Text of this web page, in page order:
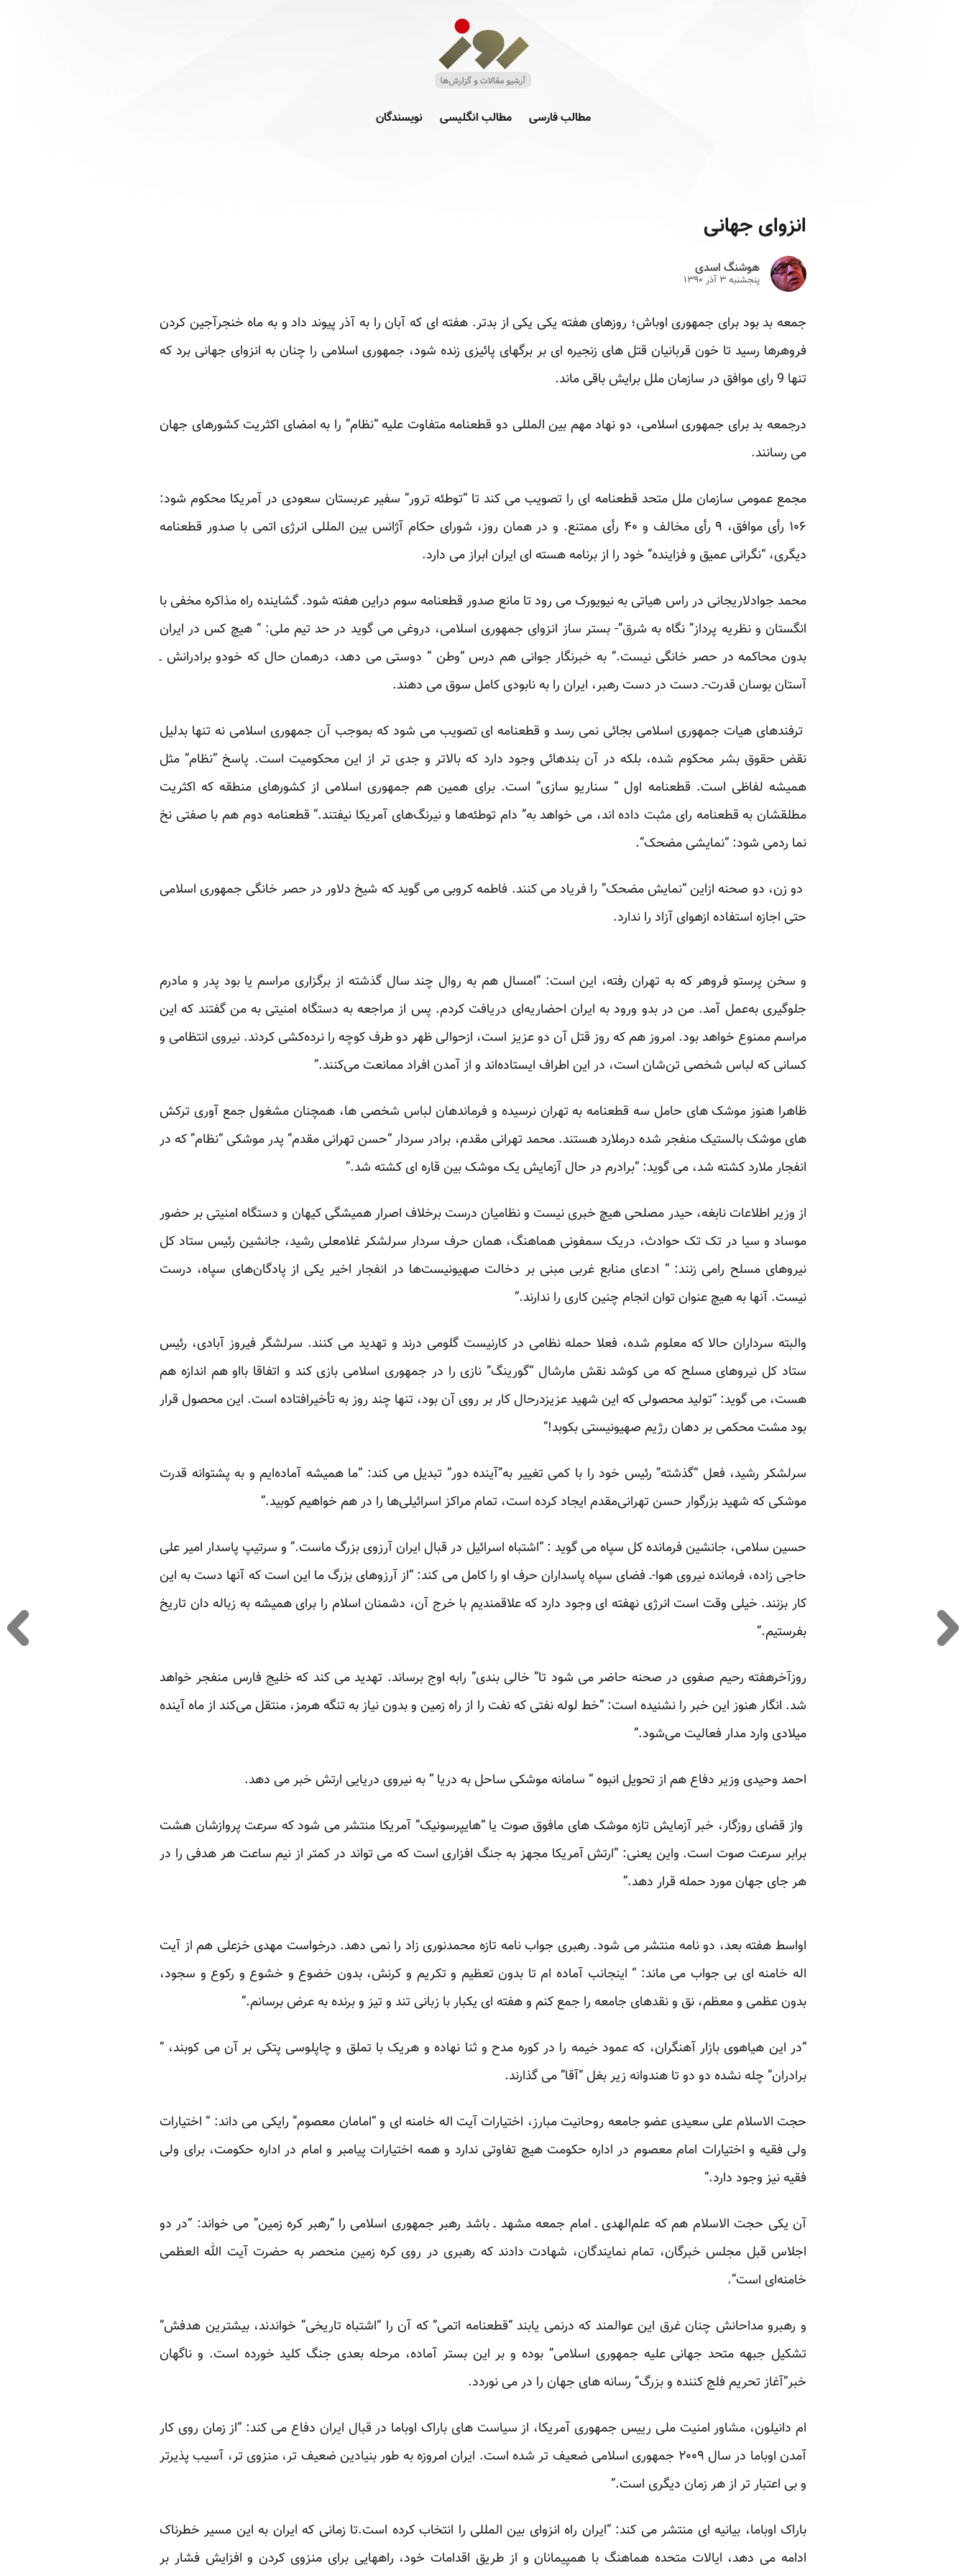
مطالب فارسی مطالب انگلیسی نویسندگان
انزوای جهانی
هوشنگ اسدی
پنجشنبه ۳ آذر ۱۳۹۰
جمعه بد بود برای جمهوری اوباش؛ روزهای هفته یکی یکی از بدتر. هفته ای که آبان را به آذر پیوند داد و به ماه خنجرآجین کردن
فروهرها رسید تا خون قربانیان قتل های زنجیره ای بر برگهای پائیزی زنده شود، جمهوری اسلامی را چنان به انزوای جهانی برد که
تنها 9 رای موافق در سازمان ملل برایش باقی ماند.
درجمعه بد برای جمهوری اسلامی، دو نهاد مهم بین المللی دو قطعنامه متفاوت علیه “نظام” را به امضای اکثریت کشورهای جهان
می رسانند.
مجمع عمومی سازمان ملل متحد قطعنامه ای را تصویب می کند تا “توطئه ترور” سفیر عربستان سعودی در آمریکا محکوم شود:
۱۰۶ رأی موافق، ۹ رأی مخالف و ۴۰ رأی ممتنع. و در همان روز، شورای حکام آژانس بین المللی انرژی اتمی با صدور قطعنامه
دیگری، “نگرانی عمیق و فزاینده” خود را از برنامه هسته ای ایران ابراز می دارد.
محمد جوادلاریجانی در راس هیاتی به نیویورک می رود تا مانع صدور قطعنامه سوم دراین هفته شود. گشاینده راه مذاکره مخفی با
انگستان و نظریه پرداز” نگاه به شرق”- بستر ساز انزوای جمهوری اسلامی، دروغی می گوید در حد تیم ملی: “ هیچ کس در ایران
بدون محاکمه در حصر خانگی نیست.” به خبرنگار جوانی هم درس “وطن ” دوستی می دهد، درهمان حال که خودو برادرانش ـ
آستان بوسان قدرت-ـ دست در دست رهبر، ایران را به نابودی کامل سوق می دهند.
ترفندهای هیات جمهوری اسلامی بجائی نمی رسد و قطعنامه ای تصویب می شود که بموجب آن جمهوری اسلامی نه تنها بدلیل
نقض حقوق بشر محکوم شده، بلکه در آن بندهائی وجود دارد که بالاتر و جدی تر از این محکومیت است. پاسخ “نظام” مثل
همیشه لفاظی است. قطعنامه اول “ سناریو سازی” است. برای همین هم جمهوری اسلامی از کشورهای منطقه که اکثریت
مطلقشان به قطعنامه رای مثبت داده اند، می خواهد به” دام توطئه‌ها و نیرنگ‌های آمریکا نیفتند.” قطعنامه دوم هم با صفتی نخ
نما ردمی شود: “نمایشی مضحک”.
دو زن، دو صحنه ازاین “نمایش مضحک” را فریاد می کنند. فاطمه کروبی می گوید که شیخ دلاور در حصر خانگی جمهوری اسلامی
حتی اجازه استفاده ازهوای آزاد را ندارد.
و سخن پرستو فروهر که به تهران رفته، این است: “امسال هم به روال چند سال گذشته از برگزاری مراسم یا بود پدر و مادرم
جلوگیری به‌عمل آمد. من در بدو ورود به ایران احضاریه‌ای دریافت کردم. پس از مراجعه به دستگاه امنیتی به من گفتند که این
مراسم ممنوع خواهد بود. امروز هم که روز قتل آن دو عزیز است، ازحوالی ظهر دو طرف کوچه را نرده‌کشی کردند. نیروی انتظامی و
کسانی که لباس شخصی تن‌شان است، در این اطراف ایستاده‌اند و از آمدن افراد ممانعت می‌کنند.”
ظاهرا هنوز موشک های حامل سه قطعنامه به تهران نرسیده و فرماندهان لباس شخصی ها، همچنان مشغول جمع آوری ترکش
های موشک بالستیک منفجر شده درملارد هستند. محمد تهرانی مقدم، برادر سردار “حسن تهرانی مقدم” پدر موشکی “نظام” که در
انفجار ملارد کشته شد، می گوید: “برادرم در حال آزمایش یک موشک بین قاره ای کشته شد.”
از وزیر اطلاعات نابغه، حیدر مصلحی هیچ خبری نیست و نظامیان درست برخلاف اصرار همیشگی کیهان و دستگاه امنیتی بر حضور
موساد و سیا در تک تک حوادث، دریک سمفونی هماهنگ، همان حرف سردار سرلشکر غلامعلی رشید، جانشین رئیس ستاد کل
نیروهای مسلح رامی زنند: “ ادعای منابع غربی مبنی بر دخالت صهیونیست‌ها در انفجار اخیر یکی از پادگان‌های سپاه، درست
نیست. آنها به هیچ عنوان توان انجام چنین کاری را ندارند.”
والبته سرداران حالا که معلوم شده، فعلا حمله نظامی در کارنیست گلومی درند و تهدید می کنند. سرلشگر فیروز آبادی، رئیس
ستاد کل نیروهای مسلح که می کوشد نقش مارشال “گورینگ” نازی را در جمهوری اسلامی بازی کند و اتفاقا بااو هم اندازه هم
هست، می گوید: “تولید محصولی که این شهید عزیزدرحال کار بر روی آن بود، تنها چند روز به تأخیرافتاده است. این محصول قرار
بود مشت محکمی بر دهان رژیم صهیونیستی بکوبد!”
سرلشکر رشید، فعل “گذشته” رئیس خود را با کمی تغییر به”آینده دور” تبدیل می کند: “ما همیشه آماده‌ایم و به پشتوانه قدرت
موشکی که شهید بزرگوار حسن تهرانی‌مقدم ایجاد کرده است، تمام مراکز اسرائیلی‌ها را در هم خواهیم کوبید.”
حسین سلامی، جانشین فرمانده کل سپاه می گوید : “اشتباه اسرائیل در قبال ایران آرزوی بزرگ ماست.” و سرتیپ پاسدار امیر علی
حاجی زاده، فرمانده نیروی هوا-ـ فضای سپاه پاسداران حرف او را کامل می کند: “از آرزوهای بزرگ ما این است که آنها دست به این
کار بزنند. خیلی وقت است انرژی نهفته ای وجود دارد که علاقمندیم با خرج آن، دشمنان اسلام را برای همیشه به زباله دان تاریخ
بفرستیم.”
روزآخرهفته رحیم صفوی در صحنه حاضر می شود تا” خالی بندی” رابه اوج برساند. تهدید می کند که خلیج فارس منفجر خواهد
شد. انگار هنوز این خبر را نشنیده است: “خط لوله نفتی که نفت را از راه زمین و بدون نیاز به تنگه هرمز، منتقل می‌کند از ماه آینده
میلادی وارد مدار فعالیت می‌شود.”
احمد وحیدی وزیر دفاع هم از تحویل انبوه “ سامانه موشکی ساحل به دریا ” به نیروی دریایی ارتش خبر می دهد.
واز قضای روزگار، خبر آزمایش تازه موشک های مافوق صوت یا “هایپرسونیک” آمریکا منتشر می شود که سرعت پروازشان هشت
برابر سرعت صوت است. واین یعنی: “ارتش آمریکا مجهز به جنگ افزاری است که می تواند در کمتر از نیم ساعت هر هدفی را در
هر جای جهان مورد حمله قرار دهد.”
اواسط هفته بعد، دو نامه منتشر می شود. رهبری جواب نامه تازه محمدنوری زاد را نمی دهد. درخواست مهدی خزعلی هم از آیت
اله خامنه ای بی جواب می ماند: “ اینجانب آماده ام تا بدون تعظیم و تکریم و کرنش، بدون خضوع و خشوع و رکوع و سجود،
بدون عظمی و معظم، نق و نقدهای جامعه را جمع کنم و هفته ای یکبار با زبانی تند و تیز و برنده به عرض برسانم.”
“در این هیاهوی بازار آهنگران، که عمود خیمه را در کوره مدح و ثنا نهاده و هریک با تملق و چاپلوسی پتکی بر آن می کوبند، ”
برادران” چله نشده دو دو تا هندوانه زیر بغل “آقا” می گذارند.
حجت الاسلام علی سعیدی عضو جامعه روحانیت مبارز، اختیارات آیت اله خامنه ای و “امامان معصوم” رایکی می داند: “ اختیارات
ولی فقیه و اختیارات امام معصوم در اداره حکومت هیچ تفاوتی ندارد و همه اختیارات پیامبر و امام در اداره حکومت، برای ولی
فقیه نیز وجود دارد.”
آن یکی حجت الاسلام هم که علم‌الهدی ـ امام جمعه مشهد ـ باشد رهبر جمهوری اسلامی را “رهبر کره زمین” می خواند: “در دو
اجلاس قبل مجلس خبرگان، تمام نمایندگان، شهادت دادند که رهبری در روی کره زمین منحصر به حضرت آیت الله العظمی
خامنه‌ای است”.
و رهبرو مداحانش چنان غرق این عوالمند که درنمی یابند “قطعنامه اتمی” که آن را “اشتباه تاریخی” خواندند، بیشترین هدفش”
تشکیل جبهه متحد جهانی علیه جمهوری اسلامی” بوده و بر این بستر آماده، مرحله بعدی جنگ کلید خورده است. و ناگهان
خبر”آغاز تحریم فلج کننده و بزرگ” رسانه های جهان را در می نوردد.
ام دانیلون، مشاور امنیت ملی رییس جمهوری آمریکا، از سیاست های باراک اوباما در قبال ایران دفاع می کند: “از زمان روی کار
آمدن اوباما در سال ۲۰۰۹ جمهوری اسلامی ضعیف تر شده است. ایران امروزه به طور بنیادین ضعیف تر، منزوی تر، آسیب پذیرتر
و بی اعتبار تر از هر زمان دیگری است.”
باراک اوباما، بیانیه ای منتشر می کند: “ایران راه انزوای بین المللی را انتخاب کرده است.تا زمانی که ایران به این مسیر خطرناک
ادامه می دهد، ایالات متحده هماهنگ با همپیمانان و از طریق اقدامات خود، راههایی برای منزوی کردن و افزایش فشار بر